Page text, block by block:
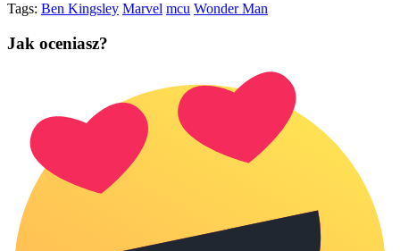
Tags: Ben Kingsley Marvel mcu Wonder Man
Jak oceniasz?